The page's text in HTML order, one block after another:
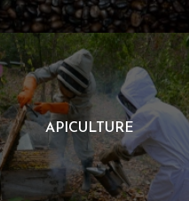
LA ROUTE DU CAFÉ
APICULTURE